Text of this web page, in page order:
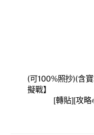
(可100%照抄)(含
擬戰】
[轉貼][攻略